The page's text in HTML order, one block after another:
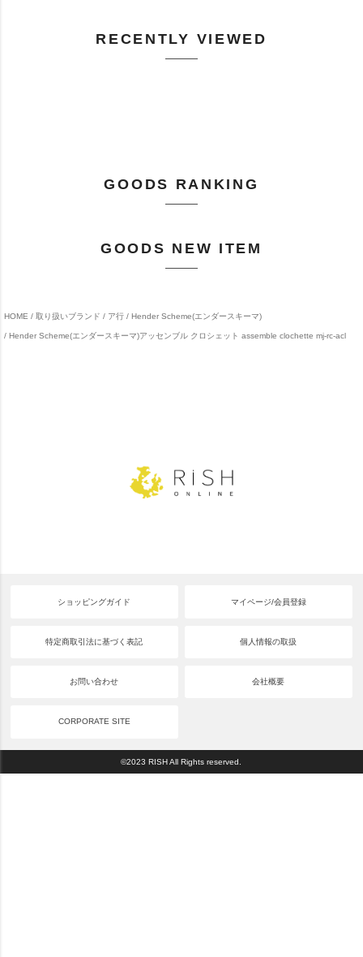
RECENTLY VIEWED
GOODS RANKING
GOODS NEW ITEM
HOME 取り扱いブランド ア行 Hender Scheme(エンダースキーマ)
Hender Scheme(エンダースキーマ)アッセンブル クロシェット assemble clochette mj-rc-acl
ショッピングガイド マイページ/会員登録
特定商取引法に基づく表記 個人情報の取扱
お問い合わせ 会社概要
CORPORATE SITE
©2023 RISH All Rights reserved.